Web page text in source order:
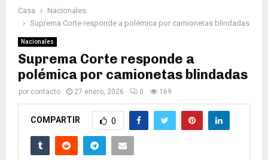
Casa
Nacionales
Suprema Corte responde a polémica por camionetas blindadas
Nacionales
Suprema Corte responde a
polémica por camionetas blindadas
por contacto 27 enero, 2026 0 169
COMPARTIR 0